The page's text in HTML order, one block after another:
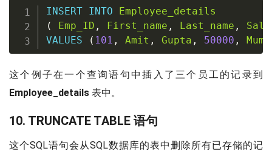
INSERT INTO
Employee_details
(
Emp_ID , First_name , Last_name ,
VALUES
( 101 , Amit , Gupta , 50000 ,
这个例子在一个查询语句中插入了三个员工的记录到
Employee_details 表中。
10. TRUNCATE TABLE 语句
这个SQL语句会从SQL数据库的表中删除所有已存储的记